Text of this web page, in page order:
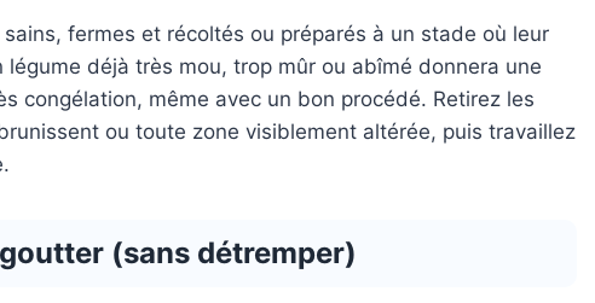
fermes et récoltés ou préparés à un stade où leur
déjà très mou, trop mûr ou abîmé donnera une
congélation, même avec un bon procédé. Retirez les
ou toute zone visiblement altérée, puis travaillez
(sans détremper)